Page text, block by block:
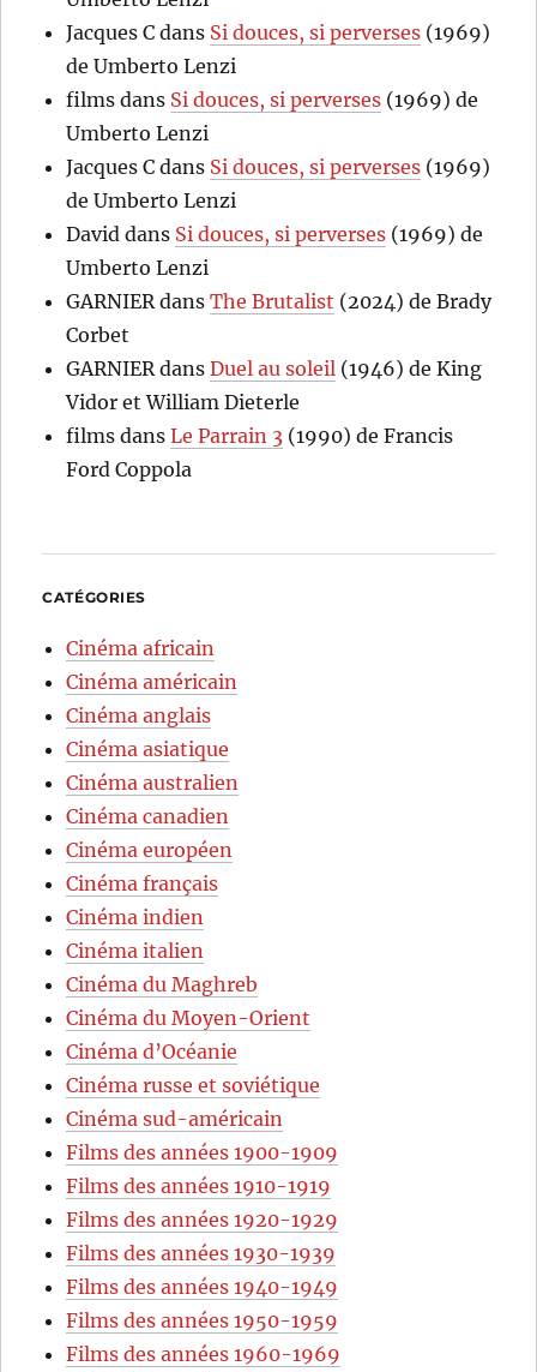
Jacques C dans Si douces, si perverses (1969)
de Umberto Lenzi
films dans Si douces, si perverses (1969) de
Umberto Lenzi
Jacques C dans Si douces, si perverses (1969)
de Umberto Lenzi
David dans Si douces, si perverses (1969) de
Umberto Lenzi
GARNIERdansThe Brutalist (2024) de Brady
Corbet
GARNIERdansDuel au soleil (1946) de King
Vidor et William Dieterle
films dansLe Parrain 3 (1990) de Francis
Ford Coppola
CATÉGORIES
Cinéma africain
Cinéma américain
Cinéma anglais
Cinéma asiatique
Cinéma australien
Cinéma canadien
Cinéma européen
Cinéma français
Cinéma indien
Cinéma italien
Cinéma du Maghreb
Cinéma du Moyen-Orient
Cinéma d’Océanie
Cinéma russe et soviétique
Cinéma sud-américain
Films des années 1900-1909
Films des années 1910-1919
Films des années 1920-1929
Films des années 1930-1939
Films des années 1940-1949
Films des années 1950-1959
Films des années 1960-1969